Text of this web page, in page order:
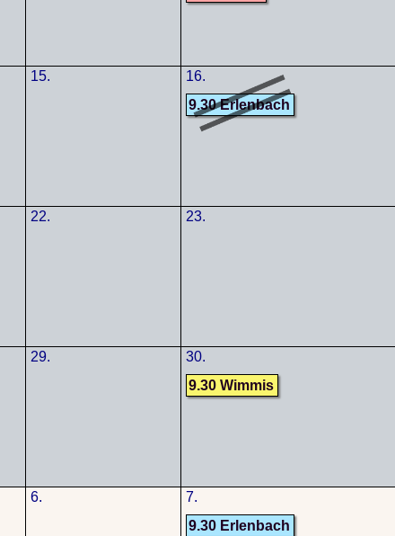
15.
16.
9.30 Erlenbach
22. 23.
29.
30.
9.30 Wimmis
6.
7.
9.30 Erlenbach